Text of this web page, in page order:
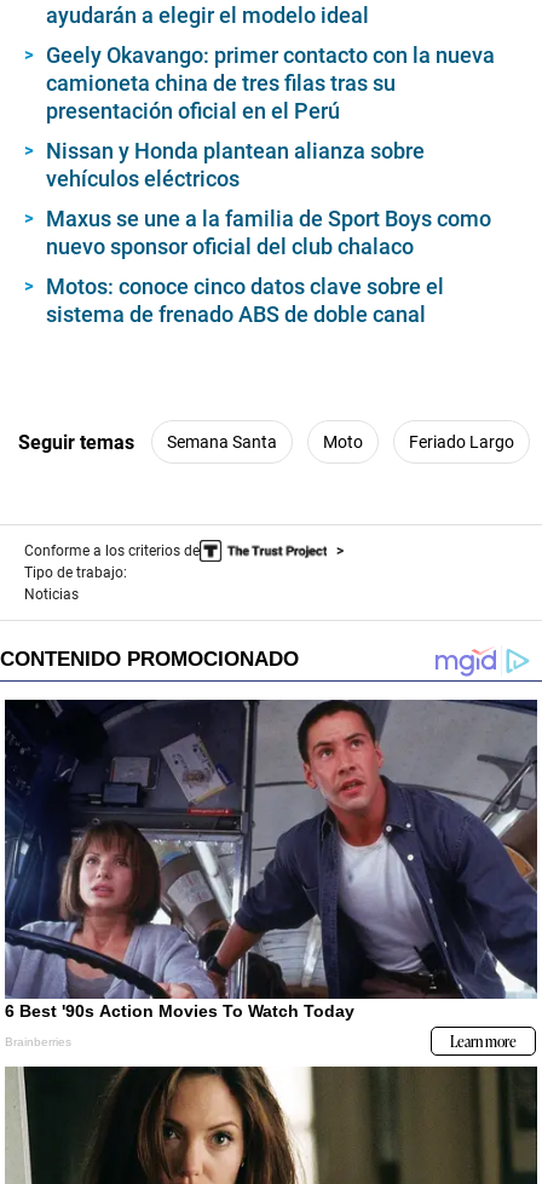
ayudarán a elegir el modelo ideal
Geely Okavango: primer contacto con la nueva
camioneta china de tres filas tras su
presentación oficial en el Perú
Nissan y Honda plantean alianza sobre
vehículos eléctricos
Maxus se une a la familia de Sport Boys como
nuevo sponsor oficial del club chalaco
Motos: conoce cinco datos clave sobre el
sistema de frenado ABS de doble canal
Seguir temas Semana Santa Moto Feriado Largo
Conforme a los criterios de
Tipo de trabajo:
Noticias